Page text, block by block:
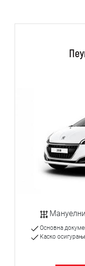
Мануелни
Основна
Каско